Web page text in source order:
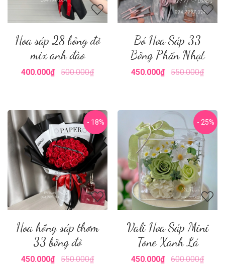
Hoa sáp 28 bông đỏ
mix anh đào
400.000₫ 500.000₫
Bó Hoa Sáp 33
Bông Phấn Nhạt
450.000₫ 550.000₫
- 18%
Hoa hồng sáp thơm
33 bông đỏ
450.000₫ 550.000₫
- 25%
Vali Hoa Sáp Mini
Tone Xanh Lá
450.000₫ 600.000₫